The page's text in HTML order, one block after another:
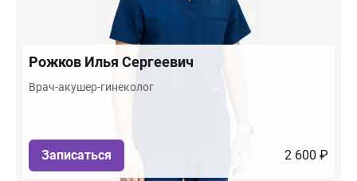
Рожков Илья Сергеевич
Врач-акушер-гинеколог
Записаться 2 600 ₽